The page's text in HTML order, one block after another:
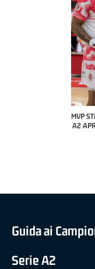
MVP STRANIERO "FRATELLI
A2 APRILE '26 - STACY
Guida ai
Serie A2